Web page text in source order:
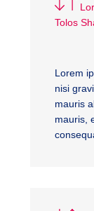
Tolos
Lorem
nisi
mauris
mauris,